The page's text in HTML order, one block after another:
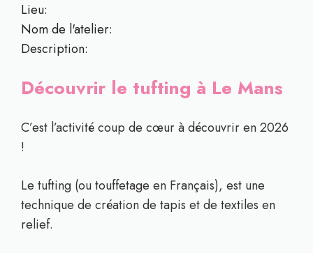
Lieu:
Nom de l'atelier:
Description:
Découvrir le tufting à Le Mans
C’est l’activité coup de cœur à découvrir en 2026
!
Le tufting (ou touffetage en Français), est une
technique de création de tapis et de textiles en
relief.